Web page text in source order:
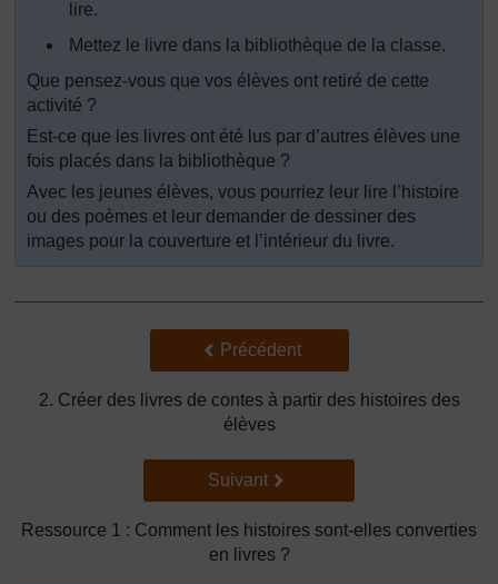
lire.
Mettez le livre dans la bibliothèque de la classe.
Que pensez-vous que vos élèves ont retiré de cette
activité ?
Est-ce que les livres ont été lus par d’autres élèves une
fois placés dans la bibliothèque ?
Avec les jeunes élèves, vous pourriez leur lire l’histoire
ou des poèmes et leur demander de dessiner des
images pour la couverture et l’intérieur du livre.
Précédent
Précédent
2. Créer des livres de contes à partir des histoires des
élèves
Suivant
Suivant
Ressource 1 : Comment les histoires sont-elles converties
en livres ?